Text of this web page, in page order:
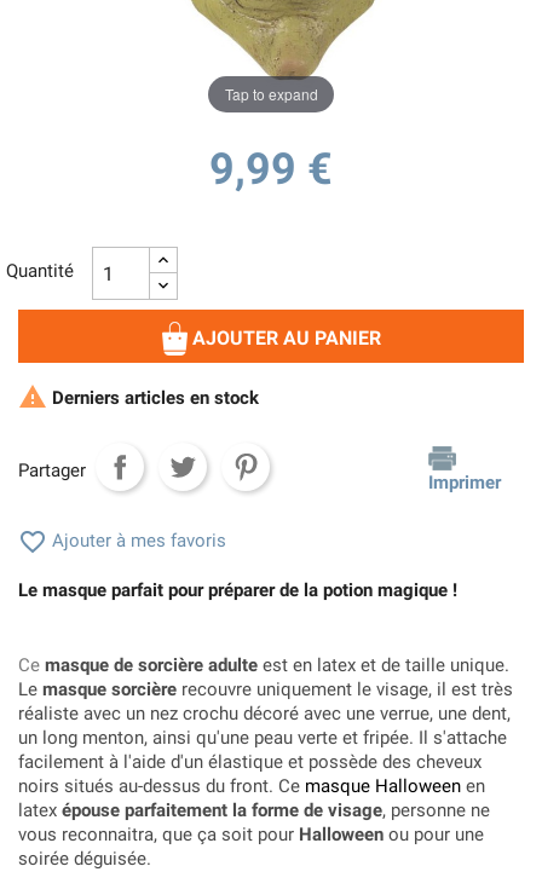
Tap to expand
9,99 €
Quantité
AJOUTER AU PANIER
 Derniers articles en stock
Partager
Imprimer
 Ajouter à mes favoris
Le masque parfait pour préparer de la potion magique !
Ce masque de sorcière adulte est en latex et de taille unique.
Le masque sorcière recouvre uniquement le visage, il est très
réaliste avec un nez crochu décoré avec une verrue, une dent,
un long menton, ainsi qu'une peau verte et fripée. Il s'attache
facilement à l'aide d'un élastique et possède des cheveux
noirs situés au-dessus du front. Ce masque Halloween en
latex épouse parfaitement la forme de visage, personne ne
vous reconnaitra, que ça soit pour Halloween ou pour une
soirée déguisée.